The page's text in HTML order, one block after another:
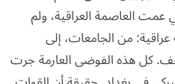
العاصمة العراقية، ولم
من الجامعات، إلى
كل هذه الفوضى العارمة جرت